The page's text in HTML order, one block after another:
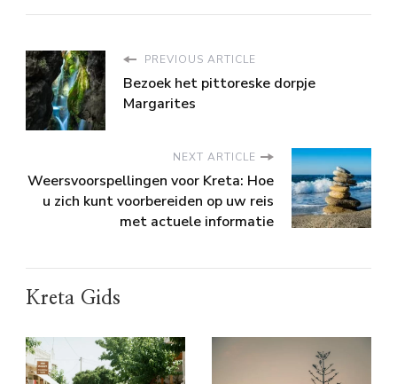
PREVIOUS ARTICLE
Bezoek het pittoreske dorpje
Margarites
NEXT ARTICLE
Weersvoorspellingen voor Kreta: Hoe
u zich kunt voorbereiden op uw reis
met actuele informatie
Kreta Gids